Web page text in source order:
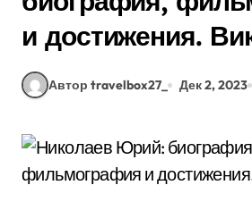
и достижения.
Автор travelbox27_ Дек 2, 2023